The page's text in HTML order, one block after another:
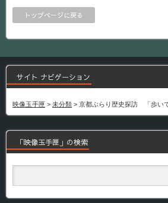
トップページに戻る
サイト ナビゲーション
映像玉手匣 > 未分類 > 京都ぶらり歴史探訪 「歩い
「映像玉手匣」の検索